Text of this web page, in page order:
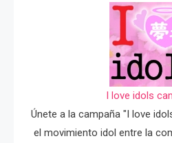
I love idols
Únete a la campaña "I love
el movimiento idol entre la